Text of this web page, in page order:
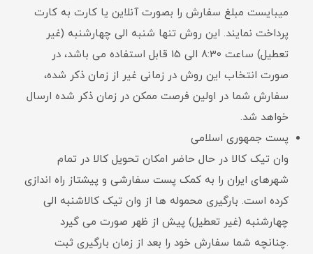
میبایست مبلغ سفارش را بصورت آنلاین یا کارت به کارت
پرداخت نمایند. این روش تنها شنبه الی چهارشنبه (غیر
تعطیل) ساعت 8:30 الی 15 قابل استفاده می باشد، در
صورت انتخاب این روش در زمانی غیر از زمان ذکر شده،
سفارش شما در اولین فرصت ممکن در زمان ذکر شده ارسال
خواهد شد.
پست جمهوری اسلامی
وان تیک کالا در حال حاضر امکان تحویل کالا در تمام
شهرهای ایران را به کمک پست سفارشی و پیشتاز راه اندازی
کرده است. بارگیری محموله ها از وان تیک کالاشنبه الی
چهارشنبه (غیر تعطیل) پیش از ظهر صورت می گیرد
.چنانچه شما سفارش خود را بعد از زمان بارگیری ثبت